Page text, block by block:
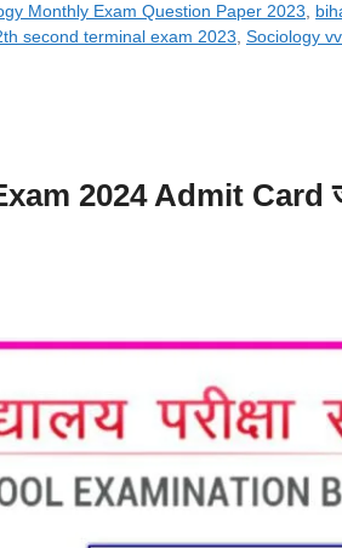
Monthly Exam Question Paper 2023,
second terminal exam 2023, Sociology
2024 Admit Card